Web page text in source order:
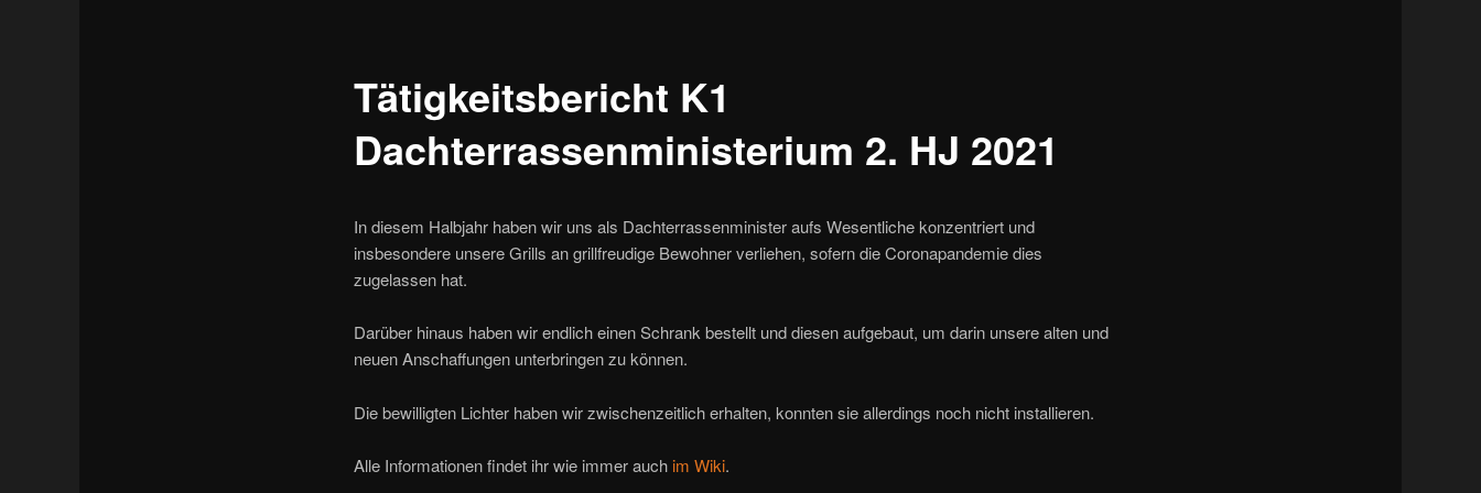
Tätigkeitsbericht K1
Dachterrassenministerium 2. HJ 2021
In diesem Halbjahr haben wir uns als Dachterrassenminister aufs Wesentliche konzentriert und
insbesondere unsere Grills an grillfreudige Bewohner verliehen, sofern die Coronapandemie dies
zugelassen hat.
Darüber hinaus haben wir endlich einen Schrank bestellt und diesen aufgebaut, um darin unsere alten und
neuen Anschaffungen unterbringen zu können.
Die bewilligten Lichter haben wir zwischenzeitlich erhalten, konnten sie allerdings noch nicht installieren.
Alle Informationen findet ihr wie immer auch im Wiki.